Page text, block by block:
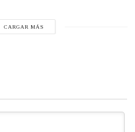
CARGAR MÁS